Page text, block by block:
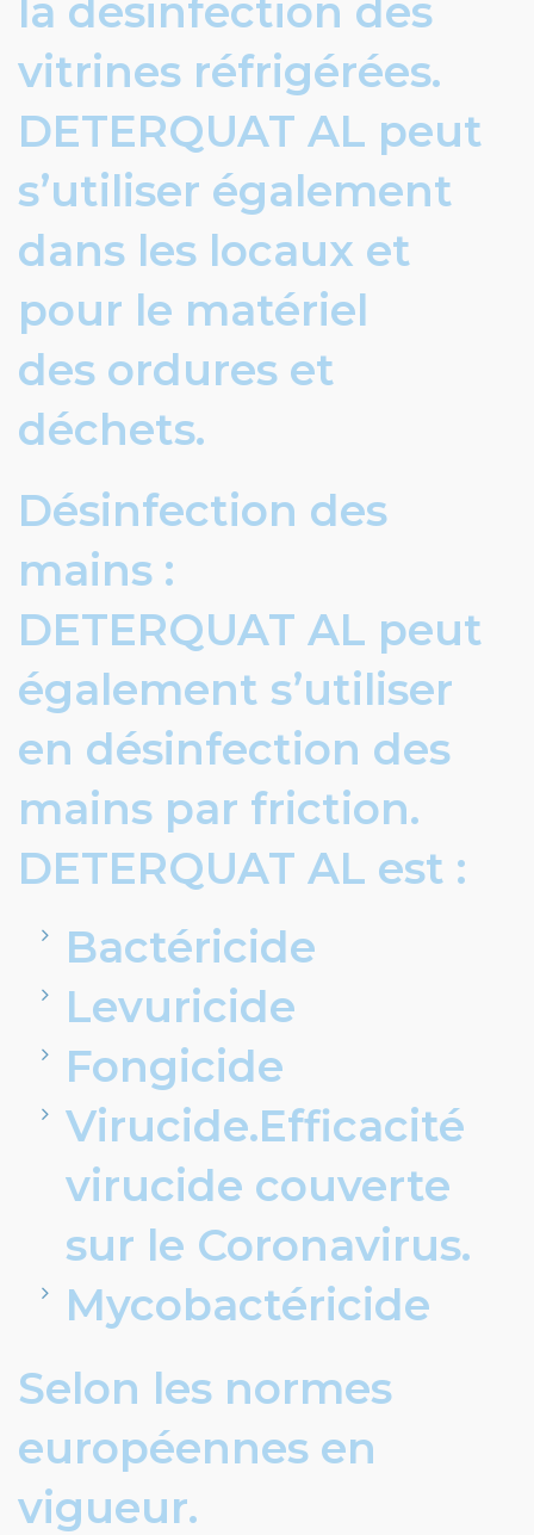
la désinfection des
vitrines réfrigérées.
DETERQUAT AL peut
s’utiliser également
dans les locaux et
pour le matériel
des ordures et
déchets.
Désinfection des
mains :
DETERQUAT AL peut
également s’utiliser
en désinfection des
mains par friction.
DETERQUAT AL est :
Bactéricide
Levuricide
Fongicide
Virucide.Efficacité
virucide couverte
sur le Coronavirus.
Mycobactéricide
Selon les normes
européennes en
vigueur.